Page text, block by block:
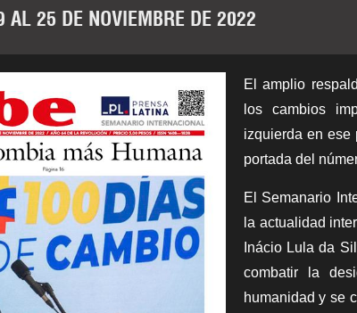
AL 25 DE NOVIEMBRE DE 2022
El amplio
los cambios
izquierda en ese
portada del
El Semanario
la actualidad
Inácio Lula da
combatir la
humanidad y se